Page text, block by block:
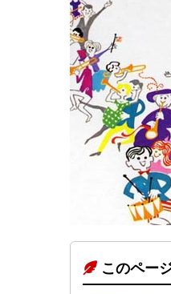
このペー